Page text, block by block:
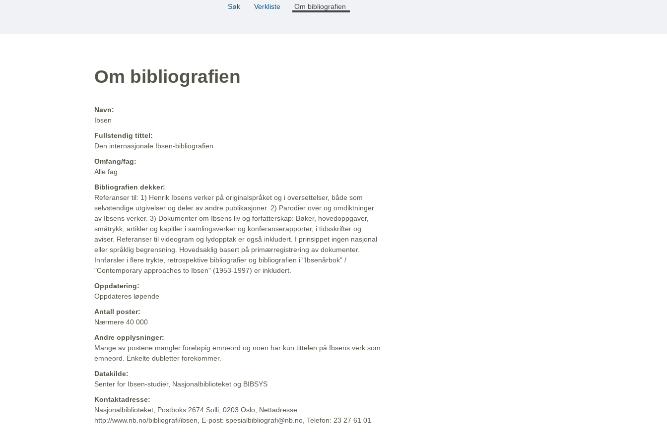
Søk Verkliste Om bibliografien
Om bibliografien
Navn:
Ibsen
Fullstendig tittel:
Den internasjonale Ibsen-bibliografien
Omfang/fag:
Alle fag
Bibliografien dekker:
Referanser til: 1) Henrik Ibsens verker på originalspråket og i oversettelser, både som
selvstendige utgivelser og deler av andre publikasjoner. 2) Parodier over og omdiktninger
av Ibsens verker. 3) Dokumenter om Ibsens liv og forfatterskap: Bøker, hovedoppgaver,
småtrykk, artikler og kapitler i samlingsverker og konferanserapporter, i tidsskrifter og
aviser. Referanser til videogram og lydopptak er også inkludert. I prinsippet ingen nasjonal
eller språklig begrensning. Hovedsaklig basert på primærregistrering av dokumenter.
Innførsler i flere trykte, retrospektive bibliografier og bibliografien i "Ibsenårbok" /
"Contemporary approaches to Ibsen" (1953-1997) er inkludert.
Oppdatering:
Oppdateres løpende
Antall poster:
Nærmere 40 000
Andre opplysninger:
Mange av postene mangler foreløpig emneord og noen har kun tittelen på Ibsens verk som
emneord. Enkelte dubletter forekommer.
Datakilde:
Senter for Ibsen-studier, Nasjonalbiblioteket og BIBSYS
Kontaktadresse:
Nasjonalbiblioteket, Postboks 2674 Solli, 0203 Oslo, Nettadresse:
http://www.nb.no/bibliografi/ibsen, E-post: spesialbibliografi@nb.no, Telefon: 23 27 61 01